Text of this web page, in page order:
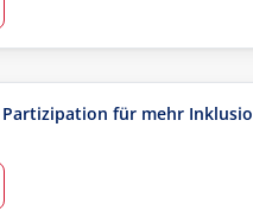
Partizipation für mehr